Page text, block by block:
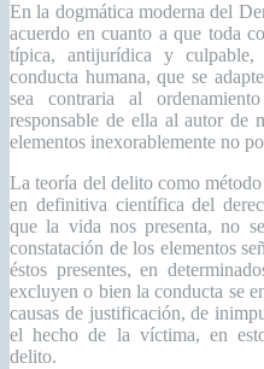
En la dogmática moderna del
acuerdo en cuanto a que toda
típica, antijurídica y culpable,
conducta humana, que se
sea contraria al
responsable de ella al autor de
elementos inexorablemente no
La teoría del delito como
en definitiva científica del
que la vida nos presenta, no
constatación de los elementos
éstos presentes, en
excluyen o bien la conducta se
causas de justificación, de
el hecho de la víctima, en
delito.